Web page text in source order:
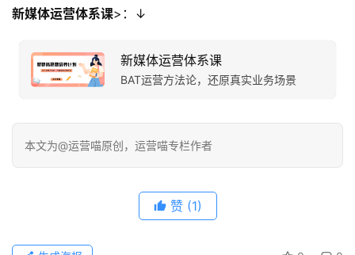
新媒体运营体系课>：↓
新媒体运营体系课
BAT运营方法论，还原真实业务场景
本文为@运营喵原创，运营喵专栏作者
赞 (1)